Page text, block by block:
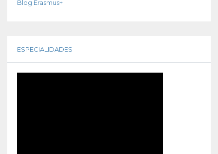
Blog Erasmus+
ESPECIALIDADES